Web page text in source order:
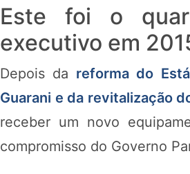
Este foi o
executivo em
Depois da reforma do
Guarani e da revitalização
receber um novo
compromisso do Governo